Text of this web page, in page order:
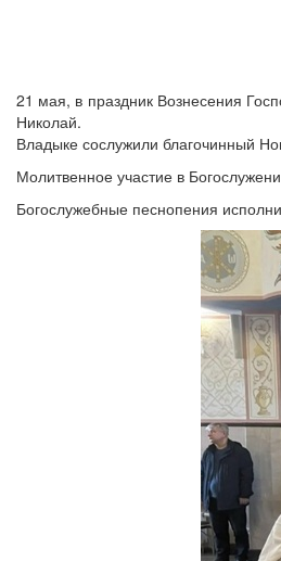
21 мая, в праздник Вознесения
Николай.
Владыке сослужили благочинный
Молитвенное участие в
Богослужебные песнопения